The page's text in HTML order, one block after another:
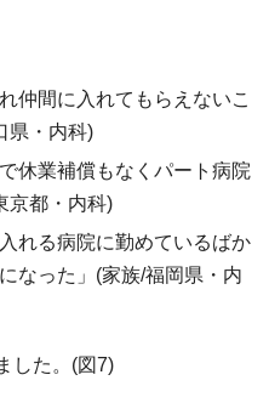
仲間に入れてもらえないこ
県・内科)
休業補償もなくパート病院
京都・内科)
れる病院に勤めているばか
なった」(家族/福岡県・内
した。(図7)